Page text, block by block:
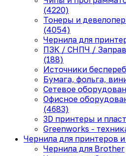
(4220)
Тонеры и
(4054)
Чернила для
ПЗК / СНПЧ /
(188)
Источники
Бумага, фольга,
Сетевое
Офисное
(4683)
3D принтеры и
Greenworks -
Чернила для принтеров
Чернила для Brother